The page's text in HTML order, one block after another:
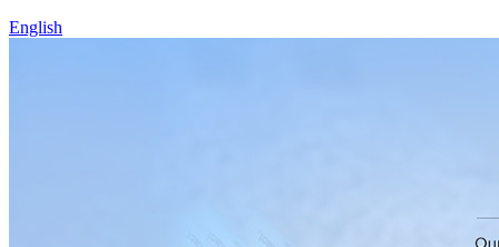
English